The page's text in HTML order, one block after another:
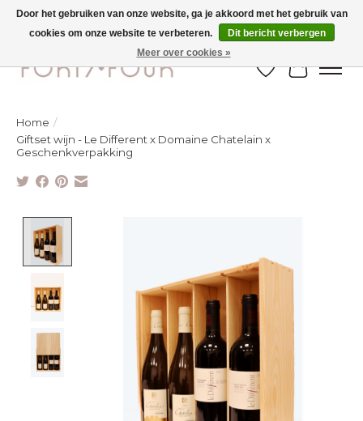
Ontdek de nieuwe najaarscollectie nu in de winkel - selectie online
Verlanglijst
Home /
Giftset wijn - Le Different x Domaine Chatelain x
Geschenkverpakking
Door het gebruiken van onze website, ga je akkoord met het gebruik van
cookies om onze website te verbeteren.
Dit bericht verbergen
Meer over cookies »